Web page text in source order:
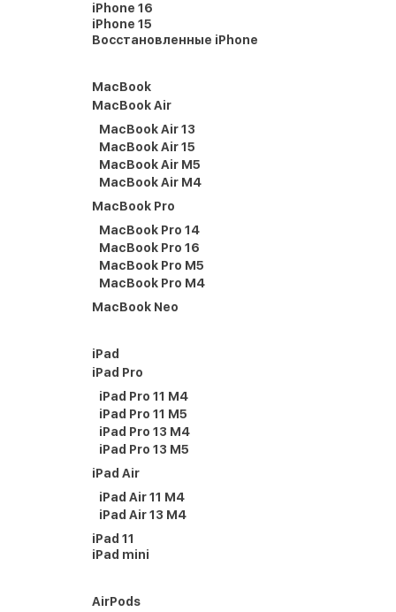
iPhone 16
iPhone 15
Восстановленные iPhone
MacBook
MacBook Air
MacBook Air 13
MacBook Air 15
MacBook Air M5
MacBook Air M4
MacBook Pro
MacBook Pro 14
MacBook Pro 16
MacBook Pro M5
MacBook Pro M4
MacBook Neo
iPad
iPad Pro
iPad Pro 11 M4
iPad Pro 11 M5
iPad Pro 13 M4
iPad Pro 13 M5
iPad Air
iPad Air 11 M4
iPad Air 13 M4
iPad 11
iPad mini
AirPods